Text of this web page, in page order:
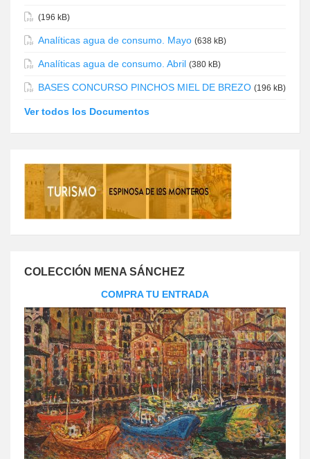
(196 kB)
Analíticas agua de consumo. Mayo (638 kB)
Analíticas agua de consumo. Abril (380 kB)
BASES CONCURSO PINCHOS MIEL DE BREZO (196 kB)
Ver todos los Documentos
COLECCIÓN MENA SÁNCHEZ
COMPRA TU ENTRADA